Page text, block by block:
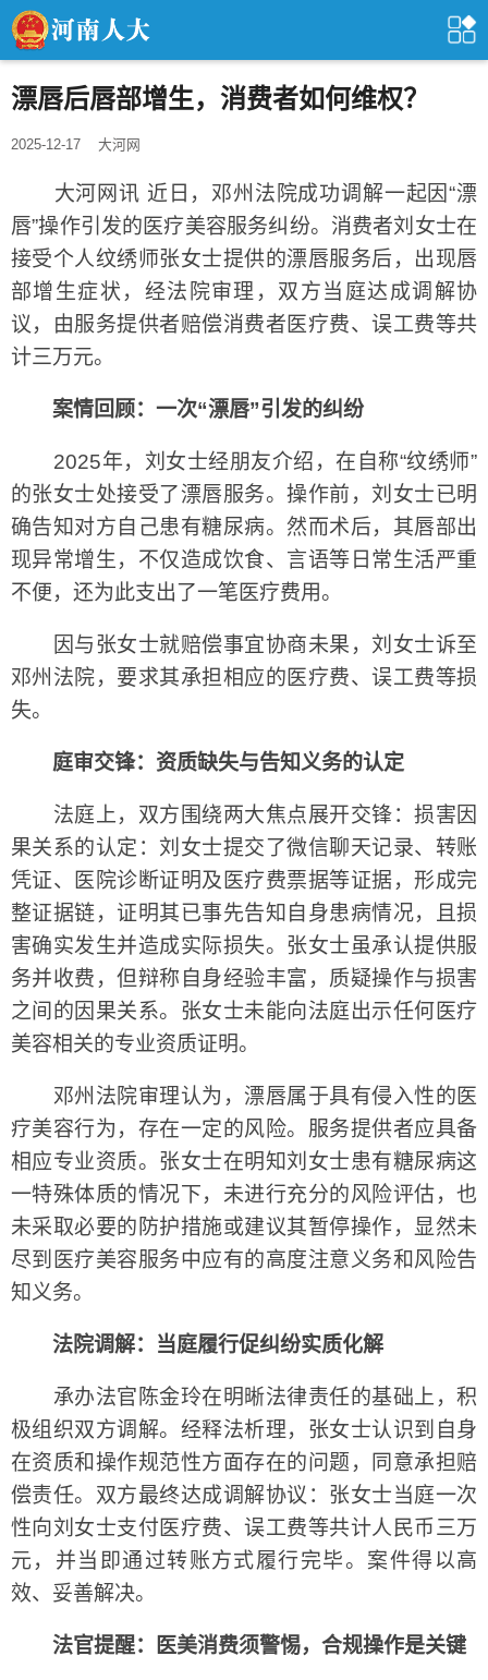
漂唇后唇部增生，消费者如何维权？
2025-12-17 大河网
大河网讯 近日，邓州法院成功调解一起因“漂
唇”操作引发的医疗美容服务纠纷。消费者刘女士在
接受个人纹绣师张女士提供的漂唇服务后，出现唇
部增生症状，经法院审理，双方当庭达成调解协
议，由服务提供者赔偿消费者医疗费、误工费等共
计三万元。
案情回顾：一次“漂唇”引发的纠纷
2025年，刘女士经朋友介绍，在自称“纹绣师”
的张女士处接受了漂唇服务。操作前，刘女士已明
确告知对方自己患有糖尿病。然而术后，其唇部出
现异常增生，不仅造成饮食、言语等日常生活严重
不便，还为此支出了一笔医疗费用。
因与张女士就赔偿事宜协商未果，刘女士诉至
邓州法院，要求其承担相应的医疗费、误工费等损
失。
庭审交锋：资质缺失与告知义务的认定
法庭上，双方围绕两大焦点展开交锋：损害因
果关系的认定：刘女士提交了微信聊天记录、转账
凭证、医院诊断证明及医疗费票据等证据，形成完
整证据链，证明其已事先告知自身患病情况，且损
害确实发生并造成实际损失。张女士虽承认提供服
务并收费，但辩称自身经验丰富，质疑操作与损害
之间的因果关系。张女士未能向法庭出示任何医疗
美容相关的专业资质证明。
邓州法院审理认为，漂唇属于具有侵入性的医
疗美容行为，存在一定的风险。服务提供者应具备
相应专业资质。张女士在明知刘女士患有糖尿病这
一特殊体质的情况下，未进行充分的风险评估，也
未采取必要的防护措施或建议其暂停操作，显然未
尽到医疗美容服务中应有的高度注意义务和风险告
知义务。
法院调解：当庭履行促纠纷实质化解
承办法官陈金玲在明晰法律责任的基础上，积
极组织双方调解。经释法析理，张女士认识到自身
在资质和操作规范性方面存在的问题，同意承担赔
偿责任。双方最终达成调解协议：张女士当庭一次
性向刘女士支付医疗费、误工费等共计人民币三万
元，并当即通过转账方式履行完毕。案件得以高
效、妥善解决。
法官提醒：医美消费须警惕，合规操作是关键